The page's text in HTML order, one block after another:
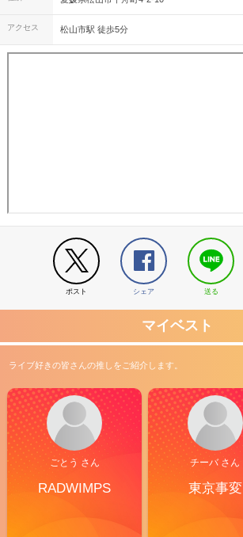
アクセス 松山市駅 徒歩5分
ポスト シェア 送る
マイベスト
ライブ好きの皆さんの推しをご紹介します。
ごとう さん
RADWIMPS
チーバ さん
東京事変